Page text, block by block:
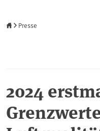
Presse
2024